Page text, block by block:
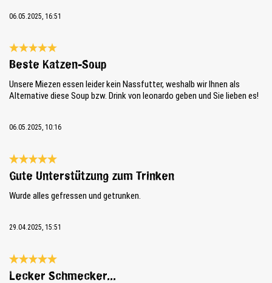
06.05.2025, 16:51
Reseña con calificación de 5 de 5 estrellas
Beste Katzen-Soup
Unsere Miezen essen leider kein Nassfutter, weshalb wir Ihnen als
Alternative diese Soup bzw. Drink von leonardo geben und Sie lieben es!
06.05.2025, 10:16
Reseña con calificación de 5 de 5 estrellas
Gute Unterstützung zum Trinken
Wurde alles gefressen und getrunken.
29.04.2025, 15:51
Reseña con calificación de 5 de 5 estrellas
Lecker Schmecker...